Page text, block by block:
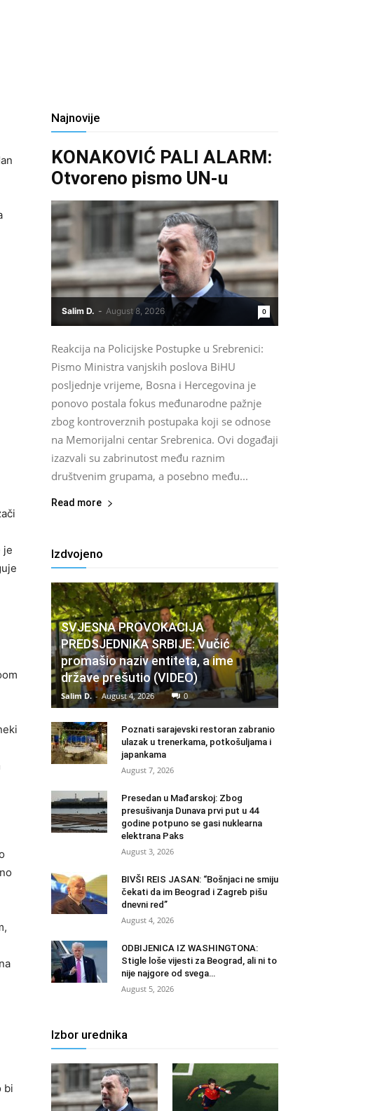
je
bi
Najnovije
KONAKOVIĆ PALI ALARM:
Otvoreno pismo UN-u
Salim D. - August 8, 2026 0
Reakcija na Policijske Postupke u Srebrenici:
Pismo Ministra vanjskih poslova BiHU
posljednje vrijeme, Bosna i Hercegovina je
ponovo postala fokus međunarodne pažnje
zbog kontroverznih postupaka koji se odnose
na Memorijalni centar Srebrenica. Ovi događaji
izazvali su zabrinutost među raznim
društvenim grupama, a posebno među...
Read more
Izdvojeno
SVJESNA PROVOKACIJA
PREDSJEDNIKA SRBIJE: Vučić
promašio naziv entiteta, a ime
države prešutio (VIDEO)
Salim D. - August 4, 2026 0
Poznati sarajevski restoran zabranio
ulazak u trenerkama, potkošuljama i
japankama
August 7, 2026
Presedan u Mađarskoj: Zbog
presušivanja Dunava prvi put u 44
godine potpuno se gasi nuklearna
elektrana Paks
August 3, 2026
BIVŠI REIS JASAN: “Bošnjaci ne smiju
čekati da im Beograd i Zagreb pišu
dnevni red”
August 4, 2026
ODBIJENICA IZ WASHINGTONA:
Stigle loše vijesti za Beograd, ali ni to
nije najgore od svega…
August 5, 2026
Izbor urednika